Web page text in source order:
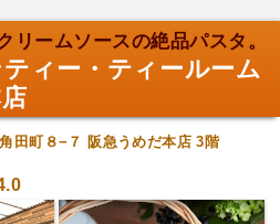
リームソースの絶品パスタ。
ィー・ティールーム
田町８−７ 阪急うめだ本店 3階